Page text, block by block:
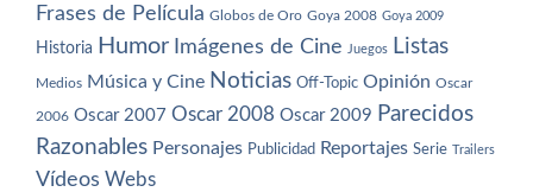
Frases de Película Globos de Oro Goya 2008 Goya 2009
Historia Humor Imágenes de Cine Juegos Listas
Medios Música y Cine Noticias Off-Topic Opinión Oscar
2006 Oscar 2007 Oscar 2008 Oscar 2009 Parecidos
Razonables Personajes Publicidad Reportajes Serie Trailers
Vídeos Webs